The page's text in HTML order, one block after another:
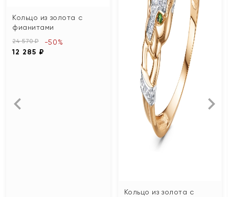
Кольцо из золота с
фианитами
24 570 ₽
12 285 ₽
-50%
Кольцо из золота с